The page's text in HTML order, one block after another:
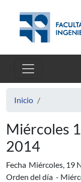
Inicio
Miércoles
2014
Fecha Miércoles, 19
Orden del día -